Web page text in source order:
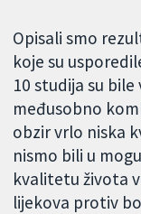
Opisali smo
koje su
10 studija su
međusobno
obzir vrlo niska
nismo bili u
kvalitetu života
lijekova protiv